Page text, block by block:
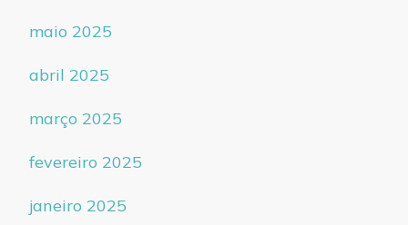
maio 2025
abril 2025
março 2025
fevereiro 2025
janeiro 2025